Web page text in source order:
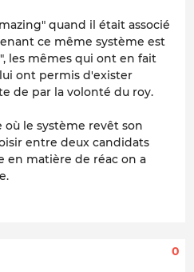
quand il était associé
ce même système est
les mêmes qui ont en fait
ont permis d'exister
de par la volonté du roy.
où le système revêt son
entre deux candidats
en matière de réac on a
0